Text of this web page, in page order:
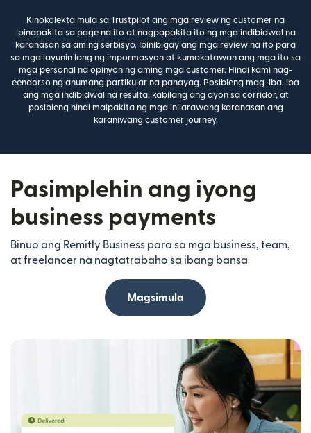
Kinokolekta mula sa Trustpilot ang mga review ng customer na
ipinapakita sa page na ito at nagpapakita ito ng mga indibidwal na
karanasan sa aming serbisyo. Ibinibigay ang mga review na ito para
sa mga layunin lang ng impormasyon at kumakatawan ang mga ito sa
mga personal na opinyon ng aming mga customer. Hindi kami nag-
eendorso ng anumang partikular na pahayag. Posibleng mag-iba-iba
ang mga indibidwal na resulta, kabilang ang ayon sa corridor, at
posibleng hindi maipakita ng mga inilarawang karanasan ang
karaniwang customer journey.
Pasimplehin ang iyong
business payments
Binuo ang Remitly Business para sa mga business, team,
at freelancer na nagtatrabaho sa ibang bansa
Magsimula